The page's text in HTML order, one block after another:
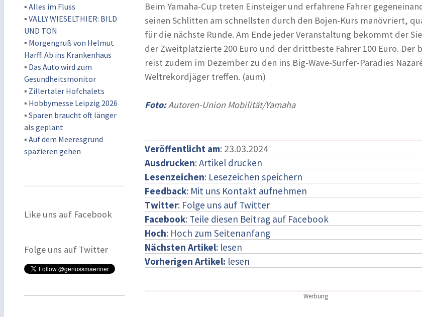
▪ Alles im Fluss
▪ VALLY WIESELTHIER: BILD
UND TON
▪ Morgengruß von Helmut
Harff: Ab ins Krankenhaus
▪ Das Auto wird zum
Gesundheitsmonitor
▪ Zillertaler Hofchalets
▪ Hobbymesse Leipzig 2026
▪ Sparen braucht oft länger
als geplant
▪ Auf dem Meeresgrund
spazieren gehen
Like uns auf Facebook
Folge uns auf Twitter
Beim Yamaha-Cup treten Einsteiger und erfahrene Fahrer
seinen Schlitten am schnellsten durch den Bojen-Kurs manövriert,
für die nächste Runde. Am Ende jeder Veranstaltung bekommt der
der Zweitplatzierte 200 Euro und der drittbeste Fahrer 100 Euro. Der
reist zudem im Dezember zu den ins Big-Wave-Surfer-Paradies
Weltrekordjäger treffen. (aum)
Foto:Autoren-Union Mobilität/Yamaha
Veröffentlicht am: 23.03.2024
Ausdrucken: Artikel drucken
Lesenzeichen: Lesezeichen speichern
Feedback: Mit uns Kontakt aufnehmen
Twitter: Folge uns auf Twitter
Facebook: Teile diesen Beitrag auf Facebook
Hoch: Hoch zum Seitenanfang
Nächsten Artikel: lesen
Vorherigen Artikel: lesen
Werbung